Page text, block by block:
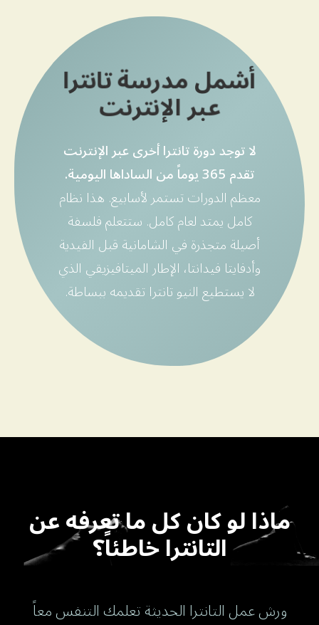
أشمل مدرسة تانترا
عبر الإنترنت
لا توجد دورة تانترا أخرى عبر الإنترنت
تقدم 365 يوماً من الساداها اليومية.
معظم الدورات تستمر لأسابيع. هذا نظام
كامل يمتد لعام كامل. ستتعلم فلسفة
أصيلة متجذرة في الشامانية قبل الفيدية
وأدفايتا فيدانتا، الإطار الميتافيزيقي الذي
لا يستطيع النيو تانترا تقديمه ببساطة.
ماذا لو كان كل ما تعرفه عن
التانترا خاطئاً؟
ورش عمل التانترا الحديثة تعلمك التنفس معاً